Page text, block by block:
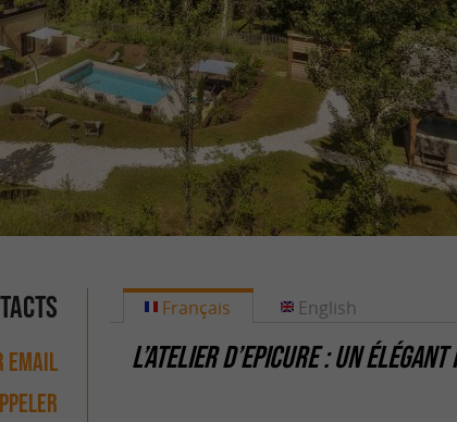
EMAIL
Français
L’ATELIER D’EPICURE : UN
English